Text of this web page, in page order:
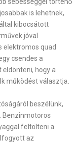
is lehetnek,
kibocsátott
jóval
elektromos quad
csendes a
hogy a
működést választja.
beszélünk,
Benzinmotoros
feltölteni a
az